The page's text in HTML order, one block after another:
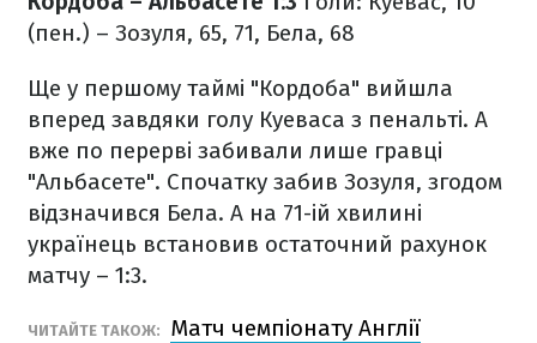
(пен.) – Зозуля, 65, 71, Бела, 68
Ще у першому таймі "Кордоба" вийшла
вперед завдяки голу Куеваса з пенальті. А
вже по перерві забивали лише гравці
"Альбасете". Спочатку забив Зозуля, згодом
відзначився Бела. А на 71-ій хвилині
українець встановив остаточний рахунок
матчу – 1:3.
ЧИТАЙТЕ ТАКОЖ:
Матч чемпіонату Англії